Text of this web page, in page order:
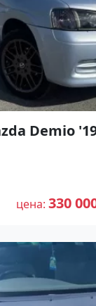
Demio
Бензин
цвет
рублей,
цена 330